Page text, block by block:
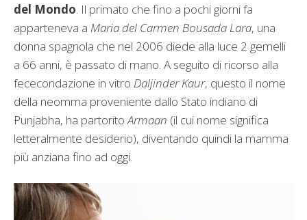
del Mondo. Il primato che fino a pochi giorni fa
apparteneva a Maria del Carmen Bousada Lara, una
donna spagnola che nel 2006 diede alla luce 2 gemelli
a 66 anni, è passato di mano. A seguito di ricorso alla
fececondazione in vitro Daljinder Kaur, questo il nome
della neomma proveniente dallo Stato indiano di
Punjabha, ha partoritoArmaan (il cui nome significa
letteralmente desiderio), diventando quindi la mamma
più anziana fino ad oggi.